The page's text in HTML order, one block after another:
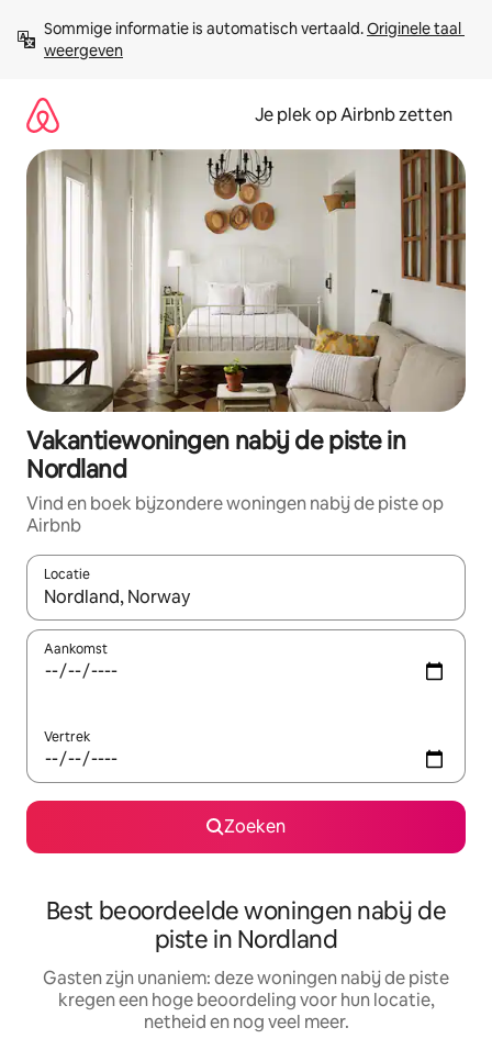
direct
naar
Sommige informatie is automatisch vertaald. Originele taal
weergeven
Je plek op Airbnb zetten
Vakantiewoningen nabij de piste in
Nordland
Vind en boek bijzondere woningen nabij de piste op
Airbnb
Locatie
Wanneer er resultaten beschikbaar zijn, maak je een keuze
Aankomst
Vertrek
Zoeken
Best beoordeelde woningen nabij de
piste in Nordland
Gasten zijn unaniem: deze woningen nabij de piste
kregen een hoge beoordeling voor hun locatie,
netheid en nog veel meer.